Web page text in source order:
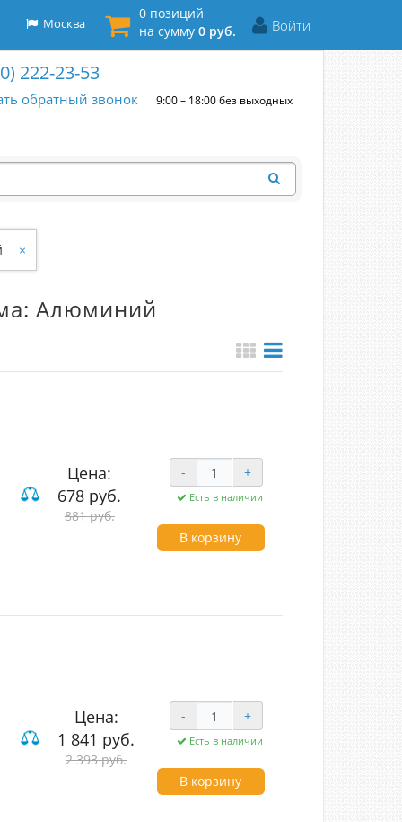
Войти
0 позиций
на сумму 0 руб.
Москва
222-23-53
обратный звонок 9:00 – 18:00 без выходных
×
Алюминий
Цена:
678 руб.
881 руб.
- +
Есть в наличии
В корзину
Цена:
1 841 руб.
2 393 руб.
- +
Есть в наличии
В корзину